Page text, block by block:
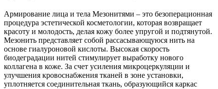
Армирование лица и тела Мезонитями – это безоперационная
процедура эстетической косметологии, которая возвращает
красоту и молодость, делая кожу более упругой и подтянутой.
Мезонить представляет собой рассасывающуюся нить на
основе гиалуроновой кислоты. Высокая скорость
биодеградации нитей стимулирует выработку нового
коллагена в коже. За счет усиления микроцеркуляции и
улучшения кровоснабжения тканей в зоне установки,
уплотняется соединительная ткань, образующийся каркас